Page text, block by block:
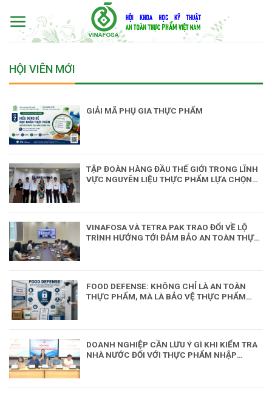
content
HỘI VIÊN MỚI
GIẢI MÃ PHỤ GIA THỰC PHẨM
TẬP ĐOÀN HÀNG ĐẦU THẾ GIỚI TRONG LĨNH
VỰC NGUYÊN LIỆU THỰC PHẨM LỰA CHỌN
VINAFOSA VÀ TETRA PAK TRAO ĐỔI VỀ LỘ
TRÌNH HƯỚNG TỚI ĐẢM BẢO AN TOÀN THỰC
FOOD DEFENSE: KHÔNG CHỈ LÀ AN TOÀN
THỰC PHẨM, MÀ LÀ BẢO VỆ THỰC PHẨM
DOANH NGHIỆP CẦN LƯU Ý GÌ KHI KIỂM TRA
NHÀ NƯỚC ĐỐI VỚI THỰC PHẨM NHẬP